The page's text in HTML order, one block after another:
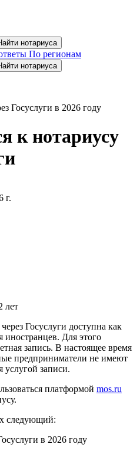
По регионам
Госуслуги в 2026 году
к нотариусу
г.
лет
Госуслуги доступна как
иностранцев. Для этого
запись. В настоящее время
предприниматели не имеют
услугой записи.
платформой mos.ru
следующий: